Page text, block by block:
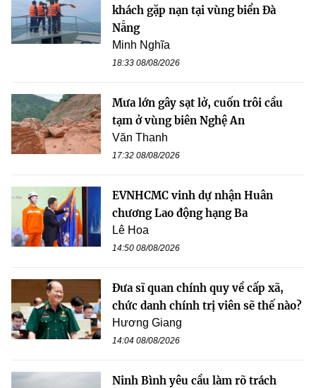
khách gặp nạn tại vùng biển Đà
Nẵng
Minh Nghĩa
18:33 08/08/2026
Mưa lớn gây sạt lở, cuốn trôi cầu
tạm ở vùng biên Nghệ An
Văn Thanh
17:32 08/08/2026
EVNHCMC vinh dự nhận Huân
chương Lao động hạng Ba
Lê Hoa
14:50 08/08/2026
Đưa sĩ quan chính quy về cấp xã,
chức danh chính trị viên sẽ thế nào?
Hương Giang
14:04 08/08/2026
Ninh Bình yêu cầu làm rõ trách